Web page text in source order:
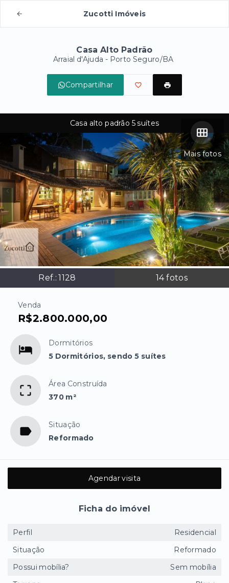
Zucotti Imóveis
Casa Alto Padrão
Arraial d'Ajuda - Porto Seguro/BA
Compartilhar
Mais fotos
Ref.:1128 14fotos
Casa alto padrão 5 suítes
Venda
R$2.800.000,00
Dormitórios
5 Dormitórios, sendo 5 suítes
Área Construída
370 m²
Situação
Reformado
Agendar visita
Ficha do imóvel
Perfil
Residencial
Situação
Reformado
Possui mobília?
Sem mobília